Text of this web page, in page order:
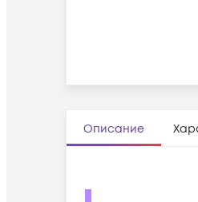
Описание